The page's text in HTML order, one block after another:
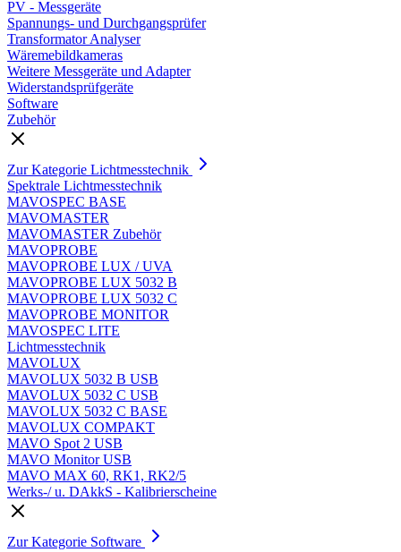
PV - Messgeräte
Spannungs- und Durchgangsprüfer
Transformator Analyser
Wäremebildkameras
Weitere Messgeräte und Adapter
Widerstandsprüfgeräte
Software
Zubehör
Zur Kategorie Lichtmesstechnik
Spektrale Lichtmesstechnik
MAVOSPEC BASE
MAVOMASTER
MAVOMASTER Zubehör
MAVOPROBE
MAVOPROBE LUX / UVA
MAVOPROBE LUX 5032 B
MAVOPROBE LUX 5032 C
MAVOPROBE MONITOR
MAVOSPEC LITE
Lichtmesstechnik
MAVOLUX
MAVOLUX 5032 B USB
MAVOLUX 5032 C USB
MAVOLUX 5032 C BASE
MAVOLUX COMPAKT
MAVO Spot 2 USB
MAVO Monitor USB
MAVO MAX 60, RK1, RK2/5
Werks-/ u. DAkkS - Kalibrierscheine
Zur Kategorie Software